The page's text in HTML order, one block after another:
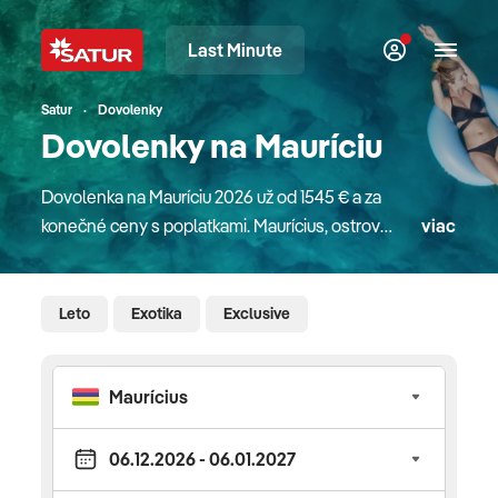
Last Minute
Satur Dovolenky
Dovolenky na Mauríciu
Dovolenka na Mauríciu 2026 už od 1545 € a za
konečné ceny s poplatkami. Maurícius, ostrov
v indickom oceáne, je synonymom luxusu
fascinujúce prírodné bohatstvo v podobe krásnych
tyrkysové vody, lagúny či bohatý podmorský svet
s farebnými korálmi. Indický oceán má tie najkrajšie
farby, prebádajte ich spolu s nami. Čo vidieť a
zažiť? Fantastická pláž s obzvlášť krásnym
podmorským svetom Pointe aux Piments a Trou
viac
Leto Exotika Exclusive